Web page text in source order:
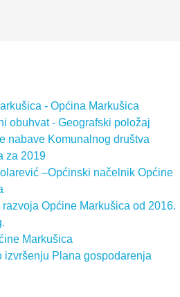
- Općina Markušica
obuhvat - Geografski položaj
nabave Komunalnog društva
za 2019
–Općinski načelnik Općine
razvoja Općine Markušica od 2016.
Markušica
izvršenju Plana gospodarenja